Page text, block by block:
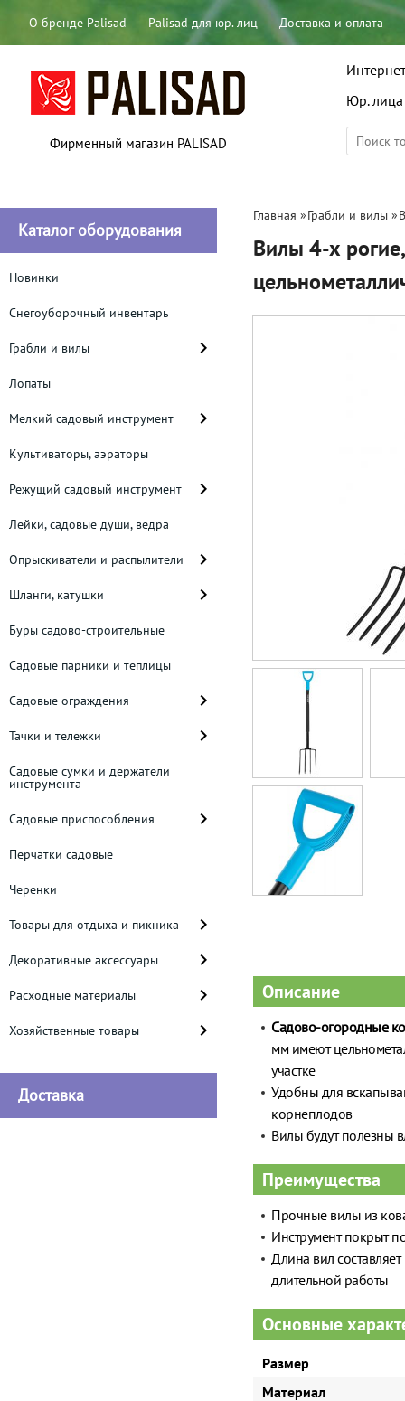
О бренде Palisad Palisad для юр. лиц Доставка и оплата
Фирменный магазин PALISAD
Юр. лица
Каталог оборудования
Новинки
Снегоуборочный инвентарь
Грабли и вилы
Лопаты
Мелкий садовый инструмент
Культиваторы, аэраторы
Режущий садовый инструмент
Лейки, садовые души, ведра
Опрыскиватели и распылители
Шланги, катушки
Буры садово-строительные
Садовые парники и теплицы
Садовые ограждения
Тачки и тележки
Садовые сумки и держатели
инструмента
Садовые приспособления
Перчатки садовые
Черенки
Товары для отдыха и пикника
Декоративные аксессуары
Расходные материалы
Хозяйственные товары
Доставка
Главная »Грабли и вилы »
Вилы 4-х
Описание
Садово-огородные
мм имеют
участке
Удобны для
корнеплодов
Вилы будут полезны
Преимущества
Прочные вилы из
Инструмент покрыт
Длина вил
длительной работы
Основные
Размер
Материал